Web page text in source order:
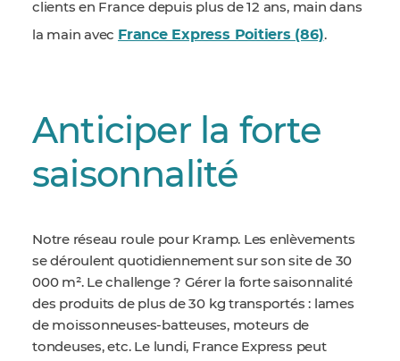
clients en France depuis plus de 12 ans, main dans
la main avec France Express Poitiers (86).
Anticiper la forte
saisonnalité
Notre réseau roule pour Kramp. Les enlèvements
se déroulent quotidiennement sur son site de 30
000 m². Le challenge ? Gérer la forte saisonnalité
des produits de plus de 30 kg transportés : lames
de moissonneuses-batteuses, moteurs de
tondeuses, etc. Le lundi, France Express peut